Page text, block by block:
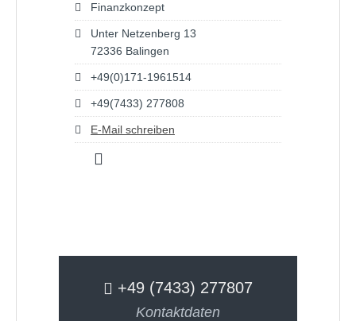
Finanzkonzept
Unter Netzenberg 13
72336 Balingen
+49(0)171-1961514
+49(7433) 277808
E-Mail schreiben
+49 (7433) 277807
Kontaktdaten